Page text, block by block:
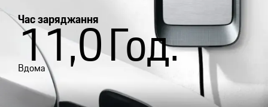
Час заряджання
11,0Год.
Вдома